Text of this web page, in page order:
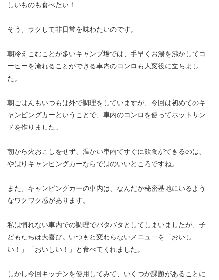
しいものも食べたい！
そう、ラクして非日常を味わたいのです。
朝冷えこむことが多いキャンプ場では、手早くお湯を沸かしてコ
ーヒーを淹れることができる車内のコンロも大変役に立ちまし
た。
朝ごはんもいつもは外で調理をしていますが、今回は初めてのキ
ャンピングカーということで、車内のコンロを使ってホットサン
ドを作りました。
朝から火おこしをせず、温かい車内ですぐに飲食ができるのは、
やはりキャンピングカーならではのいいところですね。
また、キャンピングカーの車内は、なんだか秘密基地にいるよう
なワクワク感があります。
私は慣れない車内での調理でバタバタとしてしまいましたが、子
どもたちは大喜び。いつもと変わらないメニューを「おいし
い！」「おいしい！」と食べてくれました。
しかし今回キッチンを使用してみて、いくつか課題があることに